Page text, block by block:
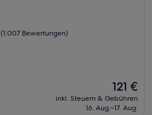
(1.007 Bewertungen)
Der
Preis
beträgt
121 €
inkl. Steuern & Gebühren
16. Aug.–17. Aug.